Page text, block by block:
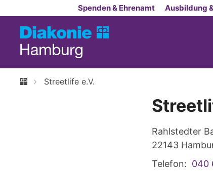
Zum Inhalt springenSpenden & Ehrenamt Ausbildung
Streetlife e.V.
Rahlstedter
22143
Telefon: 040